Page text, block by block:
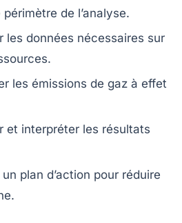
de l’analyse.
les données nécessaires sur
les émissions de gaz à effet
et interpréter les résultats
plan d’action pour réduire